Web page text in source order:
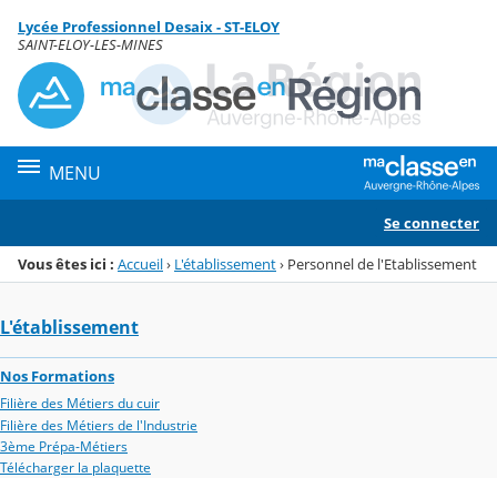
Menu de la rubrique
Contenu
Lycée Professionnel Desaix - ST-ELOY
SAINT-ELOY-LES-MINES
MENU
Se connecter
Vous êtes ici : Accueil› L'établissement› Personnel de l'Etablissement
L'établissement
Nos Formations
Filière des Métiers du cuir
Filière des Métiers de l'Industrie
3ème Prépa-Métiers
Télécharger la plaquette